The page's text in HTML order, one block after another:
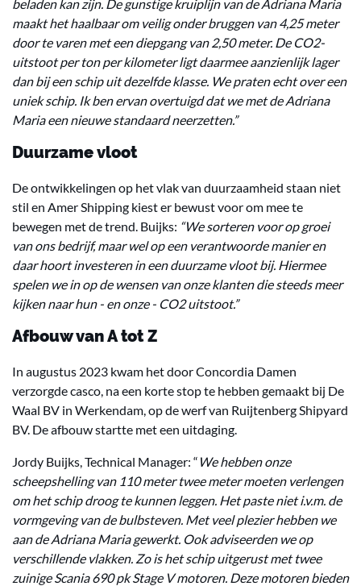
beladen kan zijn. De gunstige kruiplijn van de Adriana Maria
maakt het haalbaar om veilig onder bruggen van 4,25 meter
door te varen met een diepgang van 2,50 meter. De CO2-
uitstoot per ton per kilometer ligt daarmee aanzienlijk lager
dan bij een schip uit dezelfde klasse. We praten echt over een
uniek schip. Ik ben ervan overtuigd dat we met de Adriana
Maria een nieuwe standaard neerzetten.”
Duurzame vloot
De ontwikkelingen op het vlak van duurzaamheid staan niet
stil en Amer Shipping kiest er bewust voor om mee te
bewegen met de trend. Buijks: “We sorteren voor op groei
van ons bedrijf, maar wel op een verantwoorde manier en
daar hoort investeren in een duurzame vloot bij. Hiermee
spelen we in op de wensen van onze klanten die steeds meer
kijken naar hun - en onze - CO2 uitstoot.”
Afbouw van A tot Z
In augustus 2023 kwam het door Concordia Damen
verzorgde casco, na een korte stop te hebben gemaakt bij De
Waal BV in Werkendam, op de werf van Ruijtenberg Shipyard
BV. De afbouw startte met een uitdaging.
Jordy Buijks, Technical Manager: “ We hebben onze
scheepshelling van 110 meter twee meter moeten verlengen
om het schip droog te kunnen leggen. Het paste niet i.v.m. de
vormgeving van de bulbsteven. Met veel plezier hebben we
aan de Adriana Maria gewerkt. Ook adviseerden we op
verschillende vlakken. Zo is het schip uitgerust met twee
zuinige Scania 690 pk Stage V motoren. Deze motoren bieden